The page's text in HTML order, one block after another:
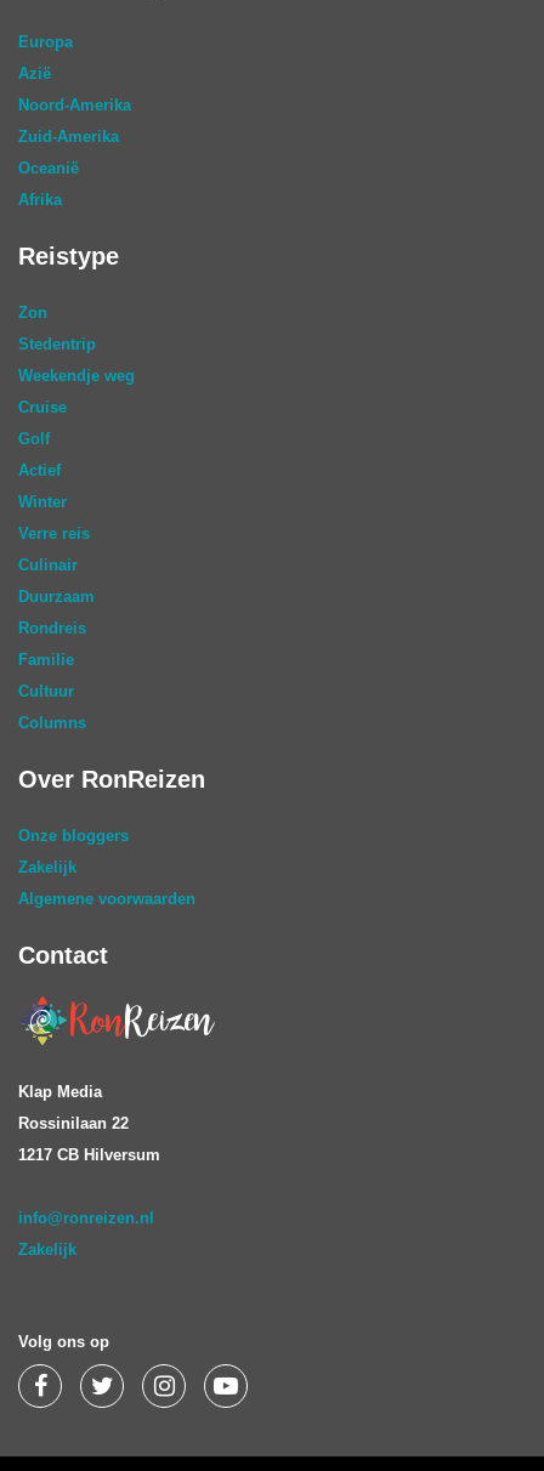
Europa
Azië
Noord-Amerika
Zuid-Amerika
Oceanië
Afrika
Reistype
Zon
Stedentrip
Weekendje weg
Cruise
Golf
Actief
Winter
Verre reis
Culinair
Duurzaam
Rondreis
Familie
Cultuur
Columns
Over RonReizen
Onze bloggers
Zakelijk
Algemene voorwaarden
Contact
Klap Media
Rossinilaan 22
1217 CB Hilversum
info@ronreizen.nl
Zakelijk
Volg ons op